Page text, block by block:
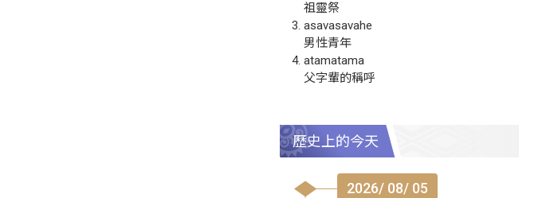
祖靈祭
asavasavahe
男性青年
atamatama
父字輩的稱呼
歷史上的今天
2026/ 08/ 05